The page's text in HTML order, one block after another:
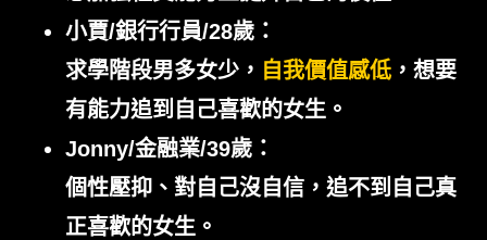
小賈/銀行行員/28歲：
求學階段男多女少， 自我價值感低 ，想要
有能力追到自己喜歡的女生。
Jonny/金融業/39歲：
個性壓抑、對自己沒自信，追不到自己真
正喜歡的女生。